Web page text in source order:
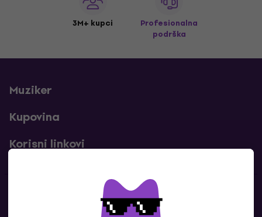
3M+ kupci
Profesionalna
podrška
Muziker
Kupovina
Korisni linkovi
Kontakti